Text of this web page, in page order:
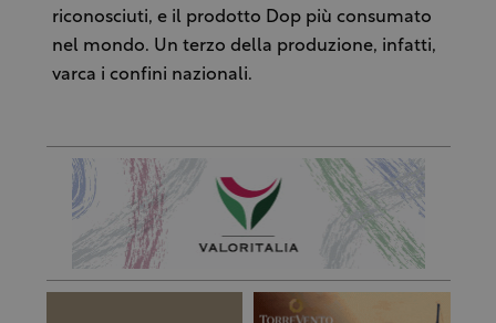
riconosciuti, e il prodotto Dop più consumato
nel mondo. Un terzo della produzione, infatti,
varca i confini nazionali.